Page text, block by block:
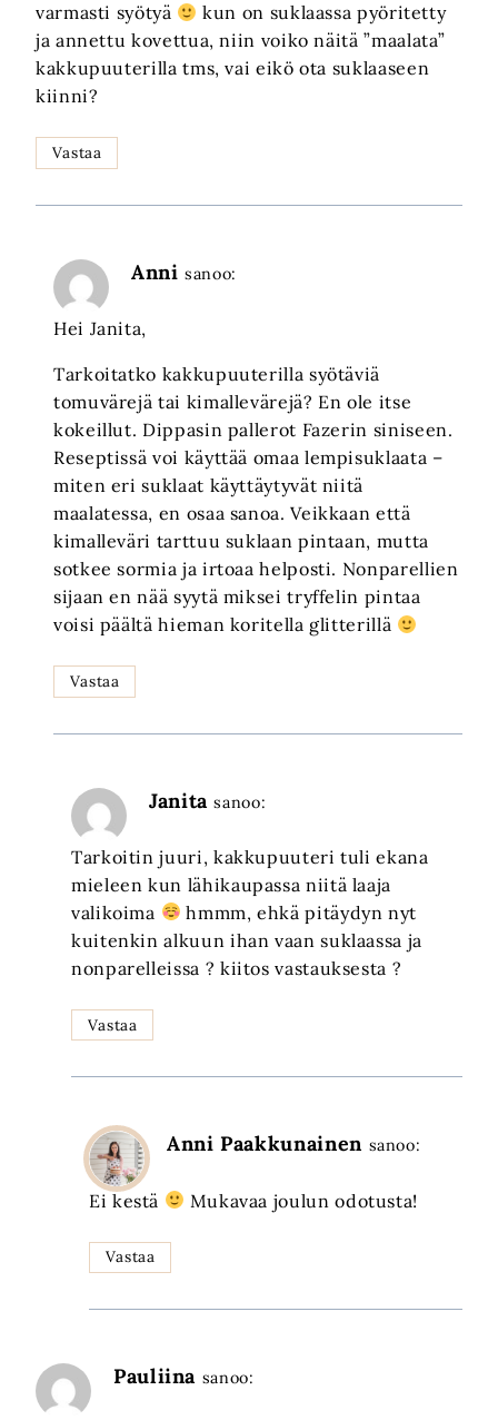
varmasti syötyä
kun on suklaassa pyöritetty
ja annettu kovettua, niin voiko näitä ”maalata”
kakkupuuterilla tms, vai eikö ota suklaaseen
kiinni?
Vastaa
Anni sanoo:
Hei Janita,
Tarkoitatko kakkupuuterilla syötäviä
tomuvärejä tai kimallevärejä? En ole itse
kokeillut. Dippasin pallerot Fazerin siniseen.
Reseptissä voi käyttää omaa lempisuklaata –
miten eri suklaat käyttäytyvät niitä
maalatessa, en osaa sanoa. Veikkaan että
kimalleväri tarttuu suklaan pintaan, mutta
sotkee sormia ja irtoaa helposti. Nonparellien
sijaan en nää syytä miksei tryffelin pintaa
voisi päältä hieman koritella glitterillä
Vastaa
Janita sanoo:
Tarkoitin juuri, kakkupuuteri tuli ekana
mieleen kun lähikaupassa niitä laaja
valikoima
hmmm, ehkä pitäydyn nyt
kuitenkin alkuun ihan vaan suklaassa ja
nonparelleissa ? kiitos vastauksesta ?
Vastaa
Anni Paakkunainen sanoo:
Ei kestä Mukavaa joulun odotusta!
Vastaa
Pauliina sanoo: